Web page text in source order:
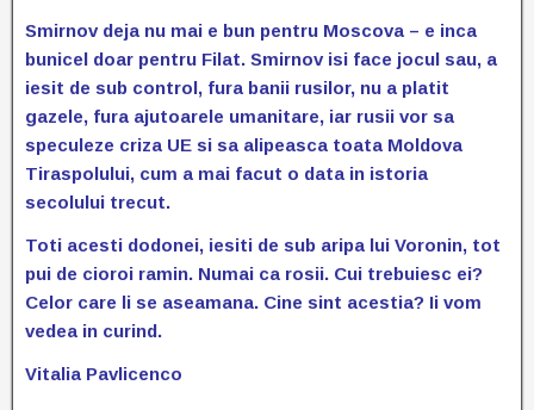
Smirnov deja nu mai e bun pentru Moscova – e inca
bunicel doar pentru Filat. Smirnov isi face jocul sau, a
iesit de sub control, fura banii rusilor, nu a platit
gazele, fura ajutoarele umanitare, iar rusii vor sa
speculeze criza UE si sa alipeasca toata Moldova
Tiraspolului, cum a mai facut o data in istoria
secolului trecut.
Toti acesti dodonei, iesiti de sub aripa lui Voronin, tot
pui de cioroi ramin. Numai ca rosii. Cui trebuiesc ei?
Celor care li se aseamana. Cine sint acestia? Ii vom
vedea in curind.
Vitalia Pavlicenco